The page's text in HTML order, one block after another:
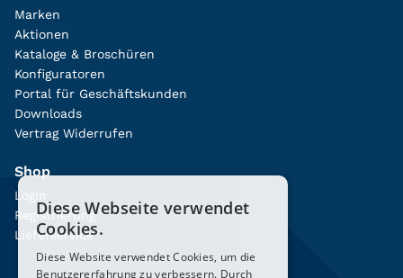
Marken
Aktionen
Kataloge & Broschüren
Konfiguratoren
Portal für Geschäftskunden
Downloads
Vertrag Widerrufen
Shop
Login
Registrierung
Lieferservice
Diese Webseite verwendet
Cookies.
Diese Website verwendet Cookies, um die
Benutzererfahrung zu verbessern. Durch